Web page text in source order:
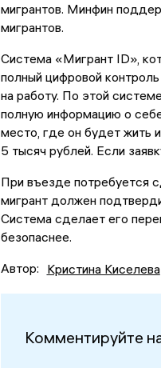
мигрантов. Минфин
мигрантов.
Система «Мигрант ID»,
полный цифровой
на работу. По этой
полную информацию о
место, где он будет жить
5 тысяч рублей. Если
При въезде потребуется
мигрант должен
Система сделает его
безопаснее.
Автор: Кристина Киселева
Комментируйте